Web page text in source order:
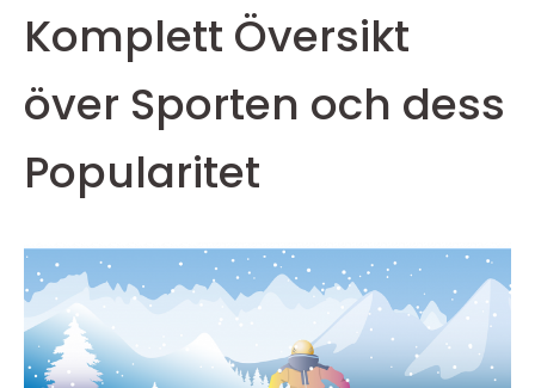
Komplett Översikt
över Sporten och dess
Popularitet